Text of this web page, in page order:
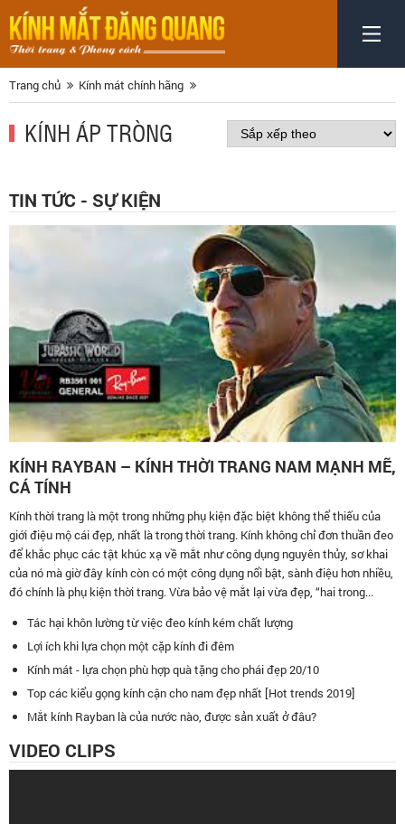
Trang chủ Kính mát chính hãng
KÍNH ÁP TRÒNG
TIN TỨC - SỰ KIỆN
KÍNH RAYBAN – KÍNH THỜI TRANG NAM MẠNH MẼ,
CÁ TÍNH
Kính thời trang là một trong những phụ kiện đặc biệt không thể thiếu của
giới điệu mộ cái đẹp, nhất là trong thời trang. Kính không chỉ đơn thuần đeo
để khắc phục các tật khúc xạ về mắt như công dụng nguyên thủy, sơ khai
của nó mà giờ đây kính còn có một công dụng nổi bật, sành điệu hơn nhiều,
đó chính là phụ kiện thời trang. Vừa bảo vệ mắt lại vừa đẹp, “hai trong...
Tác hại khôn lường từ việc đeo kính kém chất lượng
Lợi ích khi lựa chọn một cặp kính đi đêm
Kính mát - lựa chọn phù hợp quà tặng cho phái đẹp 20/10
Top các kiểu gọng kính cận cho nam đẹp nhất [Hot trends 2019]
Mắt kính Rayban là của nước nào, được sản xuất ở đâu?
VIDEO CLIPS